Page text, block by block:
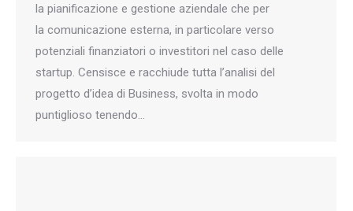
la pianificazione e gestione aziendale che per
la comunicazione esterna, in particolare verso
potenziali finanziatori o investitori nel caso delle
startup. Censisce e racchiude tutta l’analisi del
progetto d’idea di Business, svolta in modo
puntiglioso tenendo…